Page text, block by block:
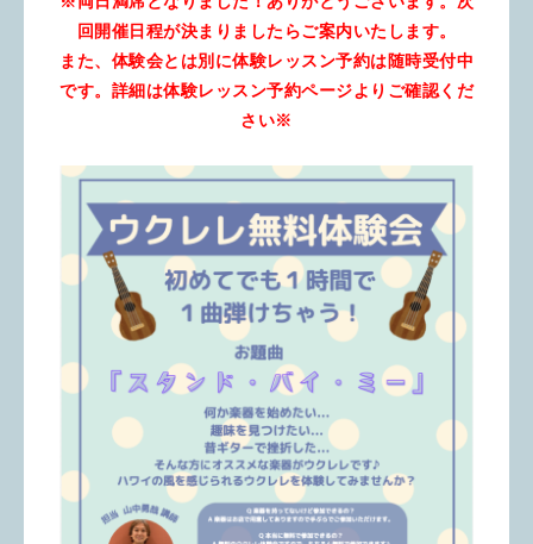
回開催日程が決まりましたらご案内いたします。
また、体験会とは別に体験レッスン予約は随時受付中
です。詳細は体験レッスン予約ページよりご確認くだ
さい※